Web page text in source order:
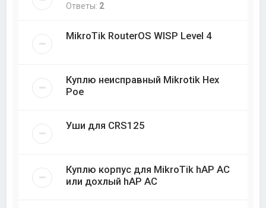
Ответы: 2
MikroTik RouterOS WISP Level 4
Куплю неисправный Mikrotik Hex
Poe
Уши для CRS125
Куплю корпус для MikroTik hAP AC
или дохлый hAP AC